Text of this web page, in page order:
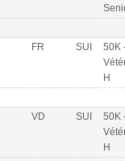
FR SUI
50K
H
VD SUI
50K
H